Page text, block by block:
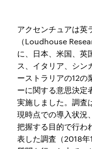
アクセンチュアは英
（Loudhouse
に、日本、米国、英
ス、イタリア、シン
ーストラリアの12の
ーに関する意思決定
実施しました。調査
現時点での導入状況
把握する目的で行わ
表した調査（2018年